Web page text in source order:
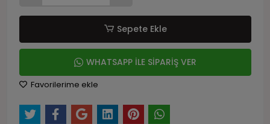
Sepete Ekle
WHATSAPP İLE SİPARİŞ VER
Favorilerime ekle